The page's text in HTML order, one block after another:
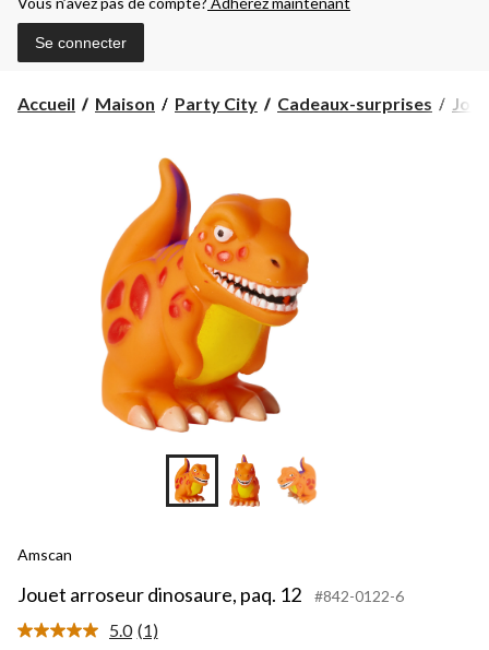
Se connecter
Accueil Maison Party City Cadeaux-surprises
Amscan
Jouet arroseur dinosaure, paq. 12 #842-0122-6
5.0 Lire
(1)